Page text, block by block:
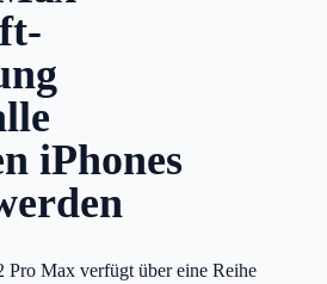
iPhones
Pro Max verfügt über eine Reihe